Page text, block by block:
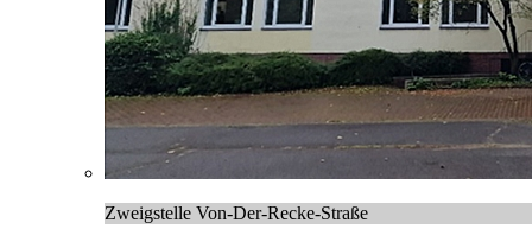
Zweigstelle Von-Der-Recke-Straße